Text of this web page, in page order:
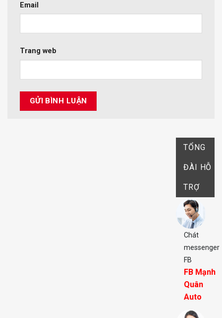
Email
Trang web
TỔNG
ĐÀI HỖ
TRỢ
Chát
messenger
FB
FB Mạnh
Quân
Auto